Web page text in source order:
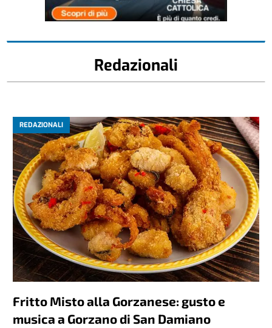
Redazionali
REDAZIONALI
Fritto Misto alla Gorzanese: gusto e
musica a Gorzano di San Damiano